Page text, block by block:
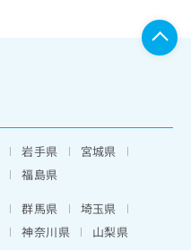
岩手県
宮城県
福島県
群馬県
埼玉県
神奈川県
山梨県